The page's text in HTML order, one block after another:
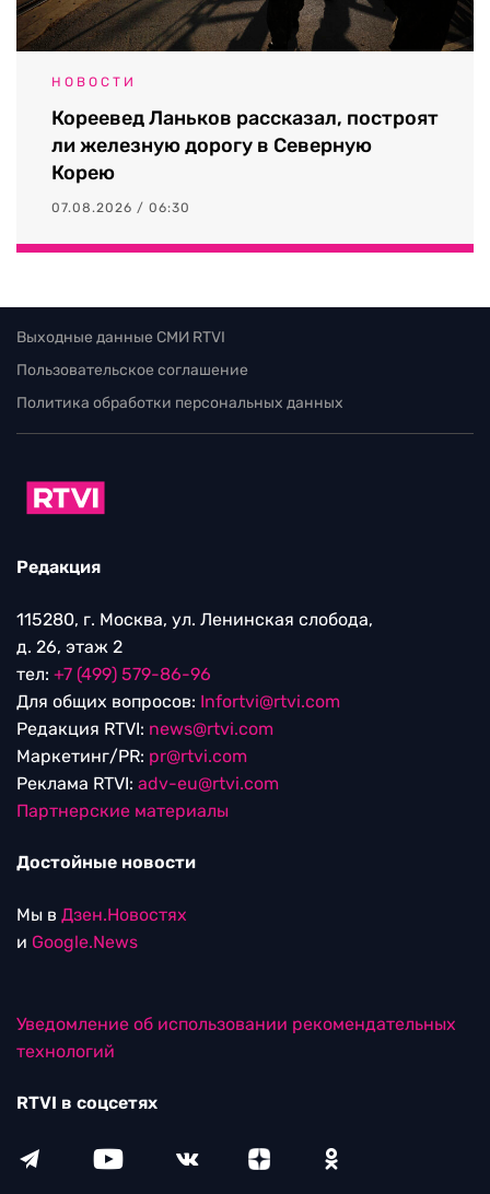
НОВОСТИ
Кореевед Ланьков рассказал, построят
ли железную дорогу в Северную
Корею
07.08.2026 / 06:30
Выходные данные СМИ RTVI
Пользовательское соглашение
Политика обработки персональных данных
Редакция
115280, г. Москва, ул. Ленинская слобода,
д. 26, этаж 2
тел: +7 (499) 579-86-96
Для общих вопросов: Infortvi@rtvi.com
Редакция RTVI: news@rtvi.com
Маркетинг/PR: pr@rtvi.com
Реклама RTVI: adv-eu@rtvi.com
Партнерские материалы
Достойные новости
Мы в Дзен.Новостях
и Google.News
Уведомление об использовании рекомендательных
технологий
RTVI в соцсетях